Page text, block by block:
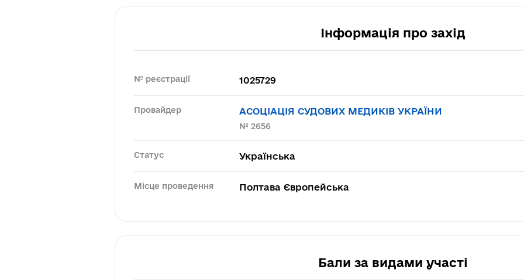
Інформація про захід
№ реєстрації 1025729
Провайдер АСОЦІАЦІЯ СУДОВИХ МЕДИКІВ УКРАЇНИ
№ 2656
Статус Українська
Місце проведення Полтава Європейська
Бали за видами участі